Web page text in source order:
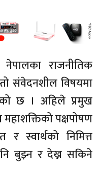
राजनीतिक
संवेदनशील विषयमा
छ । अहिले प्रमुख
पक्षपोषण
स्वार्थको निमित्त
बुझ्न र देख्न सकिने